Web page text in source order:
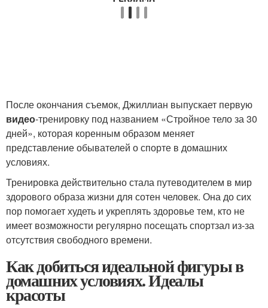
После окончания съемок, Джиллиан выпускает первую
видео-тренировку под названием «Стройное тело за 30
дней», которая коренным образом меняет
представление обывателей о спорте в домашних
условиях.
Тренировка действительно стала путеводителем в мир
здорового образа жизни для сотен человек. Она до сих
пор помогает худеть и укреплять здоровье тем, кто не
имеет возможности регулярно посещать спортзал из-за
отсутствия свободного времени.
Как добиться идеальной фигуры в
домашних условиях. Идеалы
красоты